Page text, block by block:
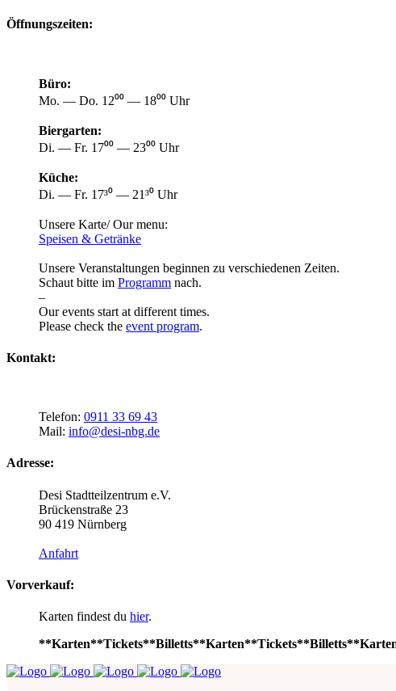
Öffnungszeiten:
Büro:
Mo. — Do. 12⁰⁰ — 18⁰⁰ Uhr
Biergarten:
Di. — Fr. 17⁰⁰ — 23⁰⁰ Uhr
Küche:
Di. — Fr. 17³⁰ — 21³⁰ Uhr
Unsere Karte/ Our menu:
Speisen & Getränke
Unsere Veranstaltungen beginnen zu verschiedenen Zeiten.
Schaut bitte im Programm nach.
–
Our events start at different times.
Please check the event program.
Kontakt:
Telefon: 0911 33 69 43
Mail: info@desi-nbg.de
Adresse:
Desi Stadtteilzentrum e.V.
Brückenstraße 23
90 419 Nürnberg
Anfahrt
Vorverkauf:
Karten findest du hier.